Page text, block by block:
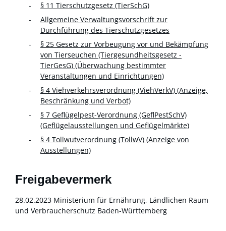
§ 11 Tierschutzgesetz (TierSchG)
Allgemeine Verwaltungsvorschrift zur
Durchführung des Tierschutzgesetzes
§ 25 Gesetz zur Vorbeugung vor und Bekämpfung
von Tierseuchen (Tiergesundheitsgesetz -
TierGesG) (Überwachung bestimmter
Veranstaltungen und Einrichtungen)
§ 4 Viehverkehrsverordnung (ViehVerkV) (Anzeige,
Beschränkung und Verbot)
§ 7 Geflügelpest-Verordnung (GeflPestSchV)
(Geflügelausstellungen und Geflügelmärkte)
§ 4 Tollwutverordnung (TollwV) (Anzeige von
Ausstellungen)
Freigabevermerk
28.02.2023 Ministerium für Ernährung, Ländlichen Raum
und Verbraucherschutz Baden-Württemberg